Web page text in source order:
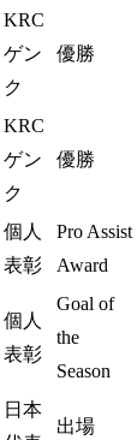
KRC
ゲン
ク
優勝
KRC
ゲン
ク
優勝
個人
表彰
Pro Assist
Award
個人
表彰
Goal of
the
Season
日本
出場